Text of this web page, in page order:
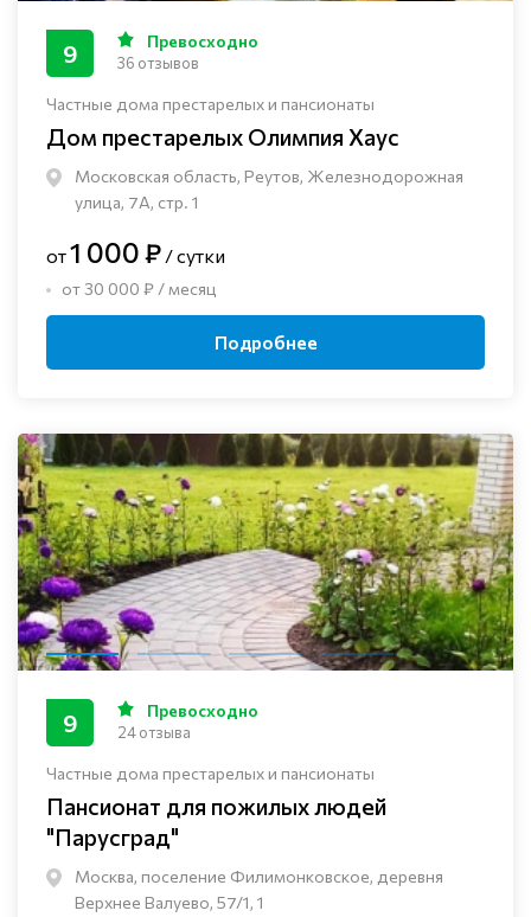
Частные дома престарелых и пансионаты
Дом престарелых Олимпия Хаус
Московская область, Реутов, Железнодорожная
улица, 7А, стр. 1
9 Превосходно
36 отзывов
от1 000 ₽ / сутки
от 30 000 ₽ / месяц
Подробнее
Частные дома престарелых и пансионаты
Пансионат для пожилых людей
"Парусград"
Москва, поселение Филимонковское, деревня
Верхнее Валуево, 57/1, 1
9 Превосходно
24 отзыва